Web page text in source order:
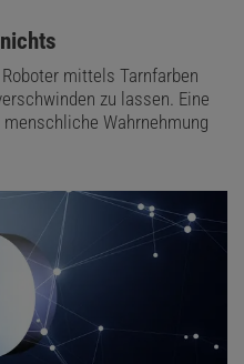
mittels Tarnfarben
zu lassen. Eine
Wahrnehmung